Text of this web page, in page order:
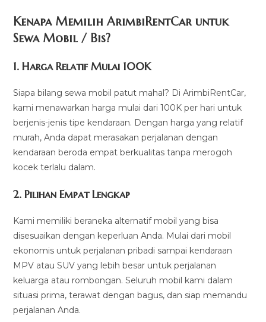
Kenapa Memilih ArimbiRentCar untuk
Sewa Mobil / Bis?
1.Harga Relatif Mulai 100K
Siapa bilang sewa mobil patut mahal? Di ArimbiRentCar,
kami menawarkan harga mulai dari 100K per hari untuk
berjenis-jenis tipe kendaraan. Dengan harga yang relatif
murah, Anda dapat merasakan perjalanan dengan
kendaraan beroda empat berkualitas tanpa merogoh
kocek terlalu dalam.
2. Pilihan Empat Lengkap
Kami memiliki beraneka alternatif mobil yang bisa
disesuaikan dengan keperluan Anda. Mulai dari mobil
ekonomis untuk perjalanan pribadi sampai kendaraan
MPV atau SUV yang lebih besar untuk perjalanan
keluarga atau rombongan. Seluruh mobil kami dalam
situasi prima, terawat dengan bagus, dan siap memandu
perjalanan Anda.